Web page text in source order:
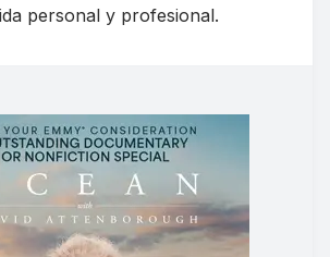
personal y profesional.